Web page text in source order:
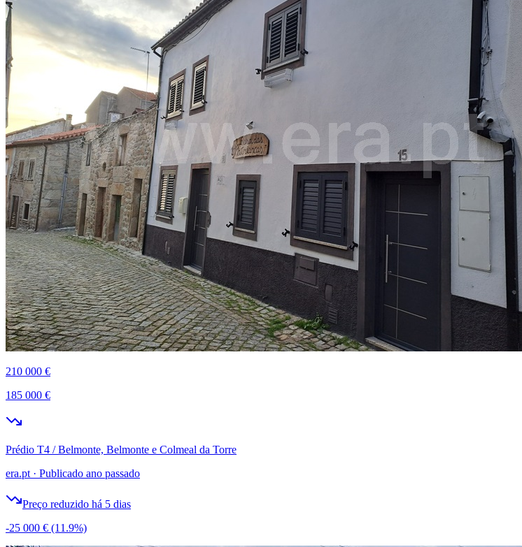
210 000 €
185 000 €
Prédio T4 / Belmonte, Belmonte e Colmeal da Torre
era.pt · Publicado ano passado
Preço reduzido há 5 dias
-25 000 € (11.9%)